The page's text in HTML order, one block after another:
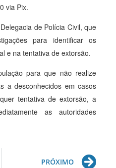
via Pix.
de Polícia Civil, que
para identificar os
e na tentativa de extorsão.
para que não realize
a desconhecidos em casos
tentativa de extorsão, a
as autoridades
PRÓXIMO